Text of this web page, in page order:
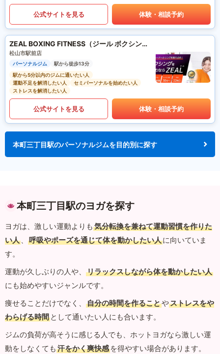
公式サイトを見る 体験・相談予約
ZEAL BOXING FITNESS（ジール ボクシング フィットネス）
松山市駅前店
パーソナルジム
駅から徒歩13分
駅から5分以内のジムに通いたい人
運動不足を解消したい人
セミパーソナルを始めたい人
ストレスを解消したい人
公式サイトを見る 体験・相談予約
本町三丁目駅のパーソナルジムを目的別に探す
本町三丁目駅のヨガを探す
ヨガは、激しい運動よりも 気分転換を兼ねて運動習慣を作りた
い人 、 呼吸やポーズを通じて体を動かしたい人に向いていま
す。
運動が久しぶりの人や、
リラックスしながら体を動かしたい人
にも始めやすいジャンルです。
痩せることだけでなく、
自分の時間を作ることやストレスをや
わらげる時間 として通いたい人にも合います。
ジムの負荷が高そうに感じる人でも、ホットヨガなら激しい運
動をしなくても 汗をかく爽快感 を得やすい場合があります。